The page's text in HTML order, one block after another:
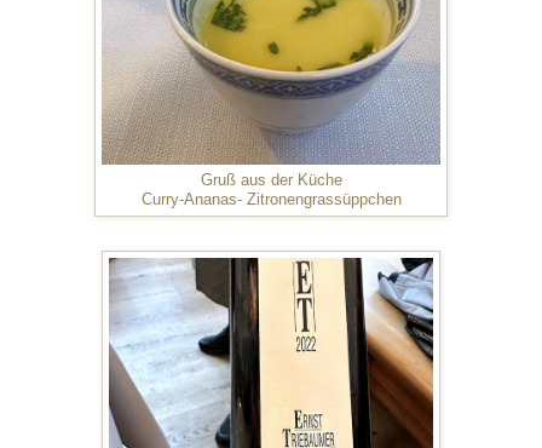
Gruß aus der Küche
Curry-Ananas- Zitronengrassüppchen